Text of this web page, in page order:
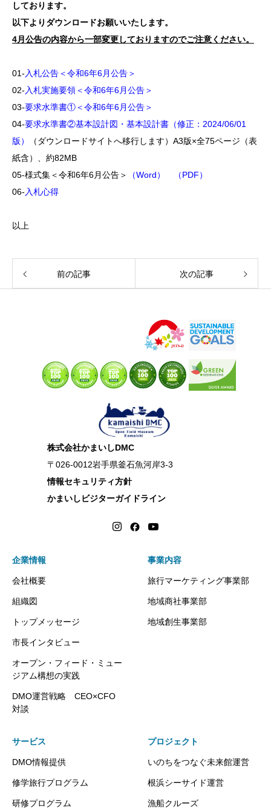
しております。
以下よりダウンロードお願いいたします。
4月公告の内容から一部変更しておりますのでご注意ください。
01- 入札公告＜令和6年6月公告＞
02- 入札実施要領＜令和6年6月公告＞
03-要求水準書①＜令和6年6月公告＞
04-要求水準書②基本設計図・基本設計書（修正：2024/06/01
版）
（ダウンロードサイトへ移行します）A3版×全75ページ（表
紙含）、約82MB
05-様式集＜令和6年6月公告＞
（Word）
（PDF）
06- 入札心得
以上
前の記事 次の記事
株式会社かまいしDMC
〒026-0012岩手県釜石魚河岸3-3
情報セキュリティ方針
かまいしビジターガイドライン
企業情報
会社概要
組織図
トップメッセージ
市長インタビュー
オープン・フィード・ミュー
ジアム構想の実践
DMO運営戦略 CEO×CFO
対談
事業内容
旅行マーケティング事業部
地域商社事業部
地域創生事業部
サービス
DMO情報提供
修学旅行プログラム
研修プログラム
プロジェクト
いのちをつなぐ未来館運営
根浜シーサイド運営
漁船クルーズ